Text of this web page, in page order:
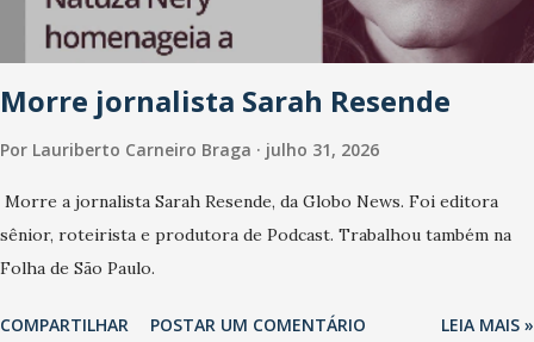
Morre jornalista Sarah Resende
Por Lauriberto Carneiro Braga julho 31, 2026
Morre a jornalista Sarah Resende, da Globo News. Foi editora
sênior, roteirista e produtora de Podcast. Trabalhou também na
Folha de São Paulo.
COMPARTILHAR POSTAR UM COMENTÁRIO LEIA MAIS »